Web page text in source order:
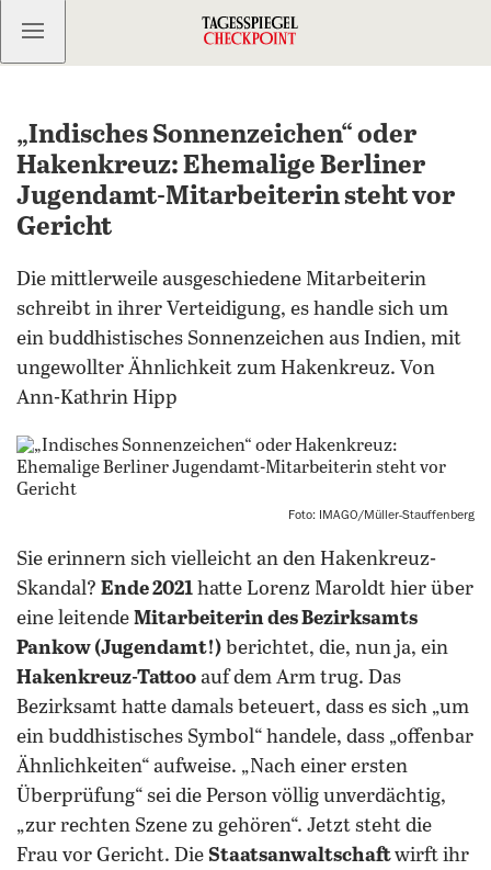
Kostenlos anmelden
„Indisches Sonnenzeichen“ oder
Hakenkreuz: Ehemalige Berliner
Jugendamt-Mitarbeiterin steht vor
Gericht
Die mittlerweile ausgeschiedene Mitarbeiterin
schreibt in ihrer Verteidigung, es handle sich um
ein buddhistisches Sonnenzeichen aus Indien, mit
ungewollter Ähnlichkeit zum Hakenkreuz. Von
Ann-Kathrin Hipp
Foto: IMAGO/Müller-Stauffenberg
Sie erinnern sich vielleicht an den Hakenkreuz-
Skandal? Ende 2021 hatte Lorenz Maroldt hier über
eine leitende Mitarbeiterin des Bezirksamts
Pankow (Jugendamt!) berichtet, die, nun ja, ein
Hakenkreuz-Tattoo auf dem Arm trug. Das
Bezirksamt hatte damals beteuert, dass es sich „um
ein buddhistisches Symbol“ handele, dass „offenbar
Ähnlichkeiten“ aufweise. „Nach einer ersten
Überprüfung“ sei die Person völlig unverdächtig,
„zur rechten Szene zu gehören“. Jetzt steht die
Frau vor Gericht. Die Staatsanwaltschaftwirft ihr